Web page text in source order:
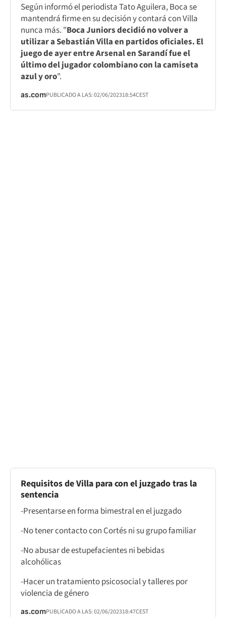
Según informó el periodista Tato Aguilera, Boca se
mantendrá firme en su decisión y contará con Villa
nunca más. "Boca Juniors decidió no volver a
utilizar a Sebastián Villa en partidos oficiales. El
juego de ayer entre Arsenal en Sarandí fue el
último del jugador colombiano con la camiseta
azul y oro".
as.comPUBLICADO A LAS:02/06/202318:54CEST
Requisitos de Villa para con el juzgado tras la
sentencia
-Presentarse en forma bimestral en el juzgado
-No tener contacto con Cortés ni su grupo familiar
-No abusar de estupefacientes ni bebidas
alcohólicas
-Hacer un tratamiento psicosocial y talleres por
violencia de género
as.comPUBLICADO A LAS:02/06/202318:47CEST